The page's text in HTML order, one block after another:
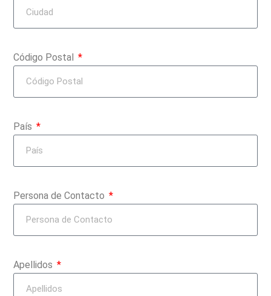
Código Postal
País
Persona de Contacto
Apellidos